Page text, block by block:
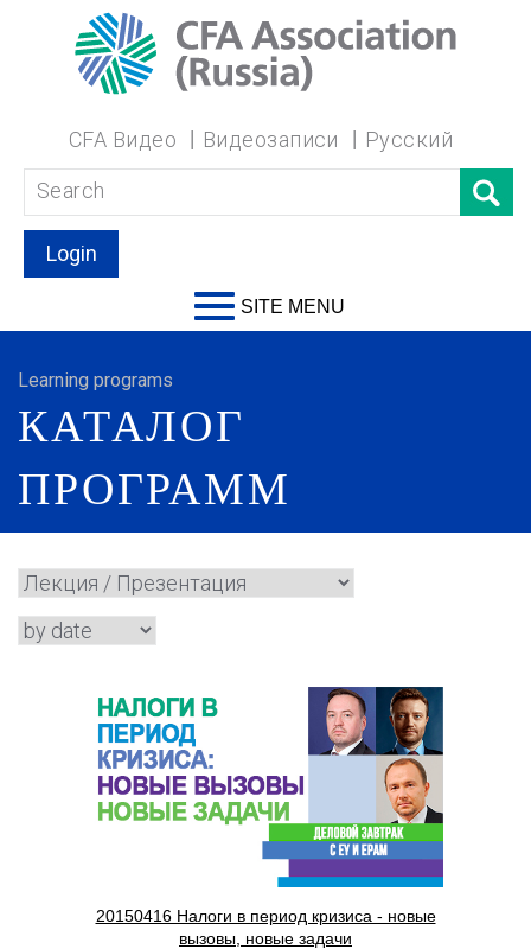
CFA Видео Видеозаписи Русский
Login
SITE MENU
Learning programs
КАТАЛОГ
ПРОГРАММ
20150416 Налоги в период кризиса - новые
вызовы, новые задачи